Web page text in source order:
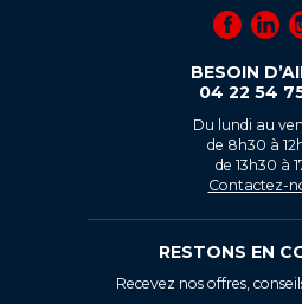
BESOIN
04 22 54
Du lundi au
de 8h30 à
de 13h30 à
Contactez-
RESTONS EN
Recevez nos offres,